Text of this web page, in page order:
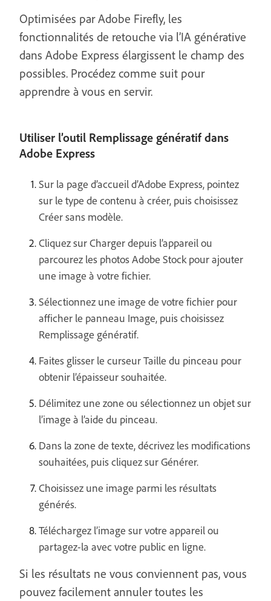
Optimisées par Adobe Firefly, les
fonctionnalités de retouche via l’IA générative
dans Adobe Express élargissent le champ des
possibles. Procédez comme suit pour
apprendre à vous en servir.
Utiliser l’outil Remplissage génératif dans
Adobe Express
Sur la page d’accueil d’Adobe Express, pointez
sur le type de contenu à créer, puis choisissez
Créer sans modèle.
Cliquez sur Charger depuis l’appareil ou
parcourez les photos Adobe Stock pour ajouter
une image à votre fichier.
Sélectionnez une image de votre fichier pour
afficher le panneau Image, puis choisissez
Remplissage génératif.
Faites glisser le curseur Taille du pinceau pour
obtenir l’épaisseur souhaitée.
Délimitez une zone ou sélectionnez un objet sur
l’image à l’aide du pinceau.
Dans la zone de texte, décrivez les modifications
souhaitées, puis cliquez sur Générer.
Choisissez une image parmi les résultats
générés.
Téléchargez l’image sur votre appareil ou
partagez-la avec votre public en ligne.
Si les résultats ne vous conviennent pas, vous
pouvez facilement annuler toutes les